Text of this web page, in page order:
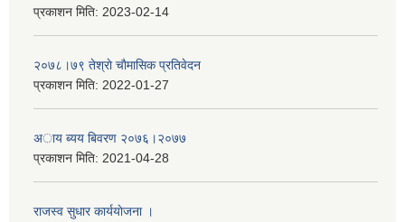
प्रकाशन मिति: 2023-02-14
२०७८।७९ तेश्राे चाैमासिक प्रतिवेदन
प्रकाशन मिति: 2022-01-27
अाय ब्यय बिवरण २०७६।२०७७
प्रकाशन मिति: 2021-04-28
राजस्व सुधार कार्ययाेजना ।